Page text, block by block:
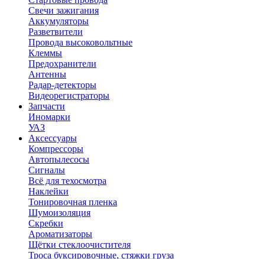
Свечи зажигания
Аккумуляторы
Разветвители
Провода высоковольтные
Клеммы
Предохранители
Антенны
Радар-детекторы
Видеорегистраторы
Запчасти
Иномарки
УАЗ
Аксесcуары
Компрессоры
Автопылесосы
Сигналы
Всё для техосмотра
Наклейки
Тонировочная пленка
Шумоизоляция
Скребки
Ароматизаторы
Щётки стеклоочистителя
Троса буксировочные, стяжки груза